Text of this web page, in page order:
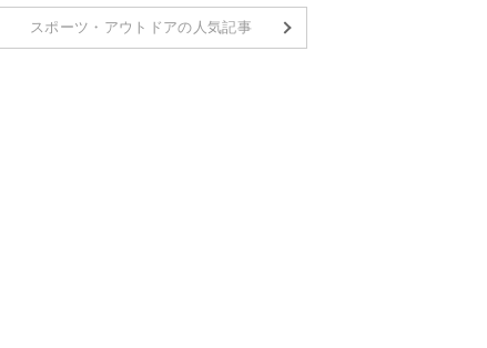
スポーツ・アウトドアの人気記事